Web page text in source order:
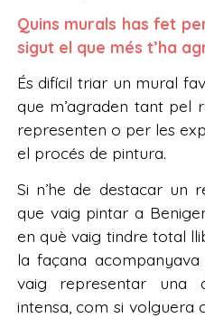
Quins murals has fet
sigut el que més t’ha
És difícil triar un mural
que m’agraden tant pel
representen o per les
el procés de pintura.
Si n’he de destacar un
que vaig pintar a
en què vaig tindre total
la façana
vaig representar una
intensa, com si volguera